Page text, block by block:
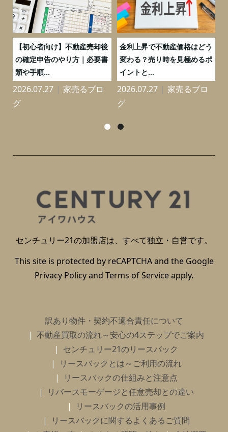
【初心者向け】不動産売却後
の確定申告のやり方｜必要書
類や手順...
2026.07.27
家売るブロ
グ
金利上昇で不動産価格はどう
変わる？売り時を見極めるポ
イントと...
2026.07.27
家売るブロ
グ
センチュリー21の加盟店は、すべて独立・自営です。
This site is protected by reCAPTCHA and the Google
Privacy Policyand Terms of Serviceapply.
訳あり物件・契約不適合責任について
不動産買取の流れ～安心の4ステップでご案内
センチュリー21のリースバック
リースバックとは～ご利用の流れ
リースバックの仕組みと注意点
リバースモーゲージと任意売却との違い
リースバックの活用事例
リースバックに関するよくあるご質問